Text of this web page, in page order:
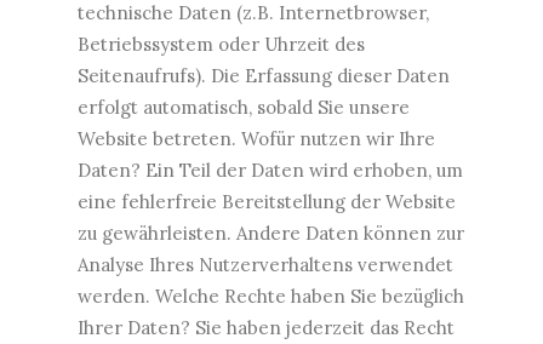
technische Daten (z.B. Internetbrowser,
Betriebssystem oder Uhrzeit des
Seitenaufrufs). Die Erfassung dieser Daten
erfolgt automatisch, sobald Sie unsere
Website betreten. Wofür nutzen wir Ihre
Daten? Ein Teil der Daten wird erhoben, um
eine fehlerfreie Bereitstellung der Website
zu gewährleisten. Andere Daten können zur
Analyse Ihres Nutzerverhaltens verwendet
werden. Welche Rechte haben Sie bezüglich
Ihrer Daten? Sie haben jederzeit das Recht